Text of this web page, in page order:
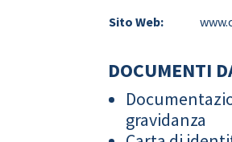
Sito Web:
DOCUMENTI
gravidanza